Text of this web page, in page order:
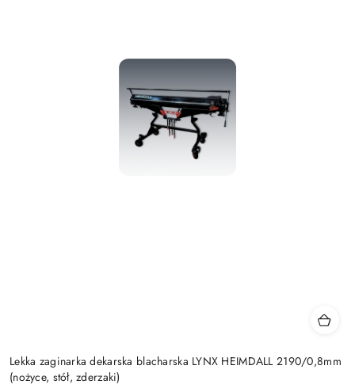
Lekka zaginarka dekarska blacharska LYNX HEIMDALL 2190/0,8mm
(nożyce, stół, zderzaki)